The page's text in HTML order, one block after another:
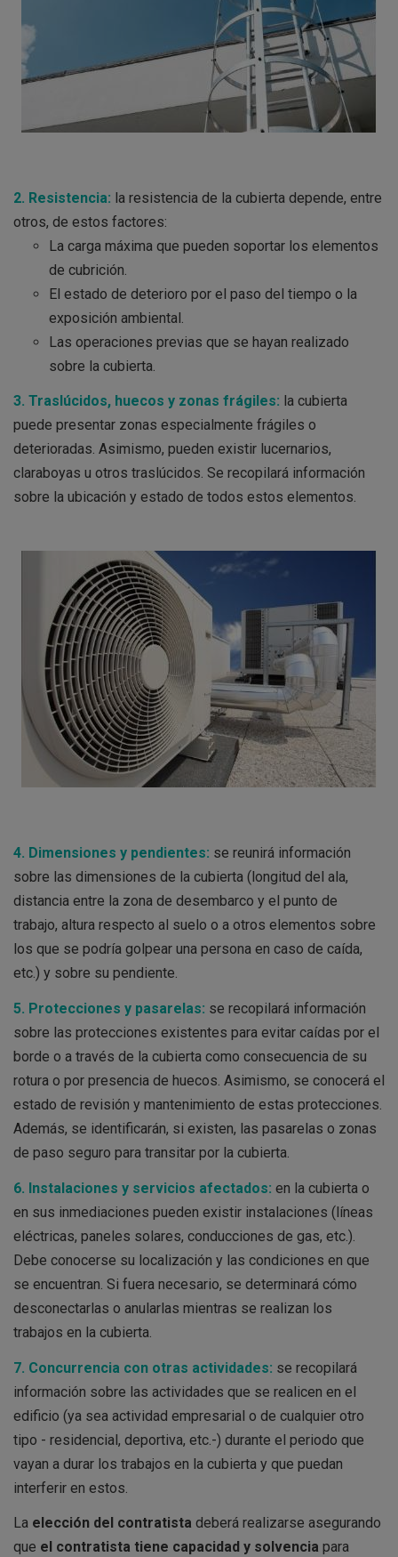
2. Resistencia: la resistencia de la cubierta depende, entre
otros, de estos factores:
La carga máxima que pueden soportar los elementos
de cubrición.
El estado de deterioro por el paso del tiempo o la
exposición ambiental.
Las operaciones previas que se hayan realizado
sobre la cubierta.
3. Traslúcidos, huecos y zonas frágiles: la cubierta
puede presentar zonas especialmente frágiles o
deterioradas. Asimismo, pueden existir lucernarios,
claraboyas u otros traslúcidos. Se recopilará información
sobre la ubicación y estado de todos estos elementos.
4. Dimensiones y pendientes: se reunirá información
sobre las dimensiones de la cubierta (longitud del ala,
distancia entre la zona de desembarco y el punto de
trabajo, altura respecto al suelo o a otros elementos sobre
los que se podría golpear una persona en caso de caída,
etc.) y sobre su pendiente.
5. Protecciones y pasarelas: se recopilará información
sobre las protecciones existentes para evitar caídas por el
borde o a través de la cubierta como consecuencia de su
rotura o por presencia de huecos. Asimismo, se conocerá el
estado de revisión y mantenimiento de estas protecciones.
Además, se identificarán, si existen, las pasarelas o zonas
de paso seguro para transitar por la cubierta.
6. Instalaciones y servicios afectados: en la cubierta o
en sus inmediaciones pueden existir instalaciones (líneas
eléctricas, paneles solares, conducciones de gas, etc.).
Debe conocerse su localización y las condiciones en que
se encuentran. Si fuera necesario, se determinará cómo
desconectarlas o anularlas mientras se realizan los
trabajos en la cubierta.
7. Concurrencia con otras actividades: se recopilará
información sobre las actividades que se realicen en el
edificio (ya sea actividad empresarial o de cualquier otro
tipo - residencial, deportiva, etc.-) durante el periodo que
vayan a durar los trabajos en la cubierta y que puedan
interferir en estos.
La elección del contratista deberá realizarse asegurando
que el contratista tiene capacidad y solvencia para